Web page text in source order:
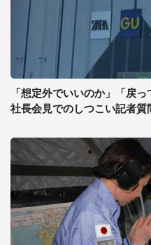
「想定外でいいのか」「戻
社長会見でのしつこい記者質